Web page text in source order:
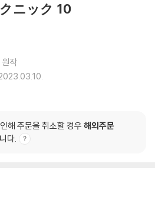
ニック 10
원작
해 주문을 취소할 경우 해외주문
다.